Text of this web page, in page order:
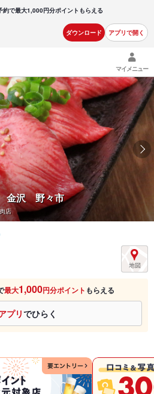
約で最大1,000円分ポイントもらえる
ダウンロード アプリで開く
マイメニュー
金沢 野々市
店
最大1,000円分ポイント もらえる
プリでひらく